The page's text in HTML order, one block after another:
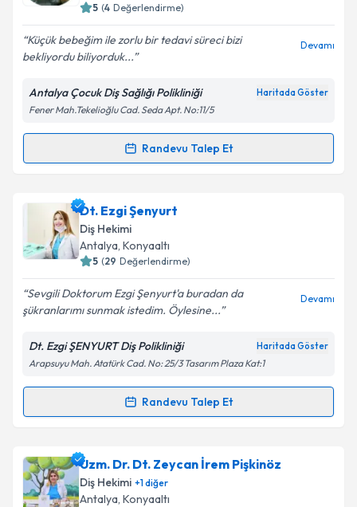
Kişisel verilerimin işlenmesine ilişkin
Aydınlatma
Metni'ni okudum ve kişisel verilerimin belirtilen
kapsamda işlenmesini kabul ediyorum.
5 (4 Değerlendirme)
Küçük bebeğim ile zorlu bir tedavi süreci bizi
bekliyordu biliyorduk...
Devamı
Antalya Çocuk Diş Sağlığı Polikliniği Haritada Göster
Fener Mah.Tekelioğlu Cad. Seda Apt. No:11/5
Randevu Talep Et
Randevu Takvimi Talebi
Uzm. Dr. Dt. Ceren Altun
oluşturun. Size bu uzmandan randevu almanız için bir
takvim hazırlandığında e-posta ile bilgilendireceğiz.
Kişisel verilerimin işlenmesine ilişkin
Aydınlatma
Metni'ni okudum ve kişisel verilerimin belirtilen
kapsamda işlenmesini kabul ediyorum.
Dt. Ezgi Şenyurt
Diş Hekimi
Antalya, Konyaaltı
5 (29 Değerlendirme)
Sevgili Doktorum Ezgi Şenyurt'a buradan da
şükranlarımı sunmak istedim. Öylesine...
Devamı
Dt. Ezgi ŞENYURT Diş Polikliniği Haritada Göster
Arapsuyu Mah. Atatürk Cad. No: 25/3 Tasarım Plaza Kat:1
Randevu Talep Et
Randevu Takvimi Talebi
Dt. Ezgi Şenyurtiçin randevu takvimi talebi oluşturun.
Size bu uzmandan randevu almanız için bir takvim
hazırlandığında e-posta ile bilgilendireceğiz.
Uzm. Dr. Dt. Zeycan İrem Pişkinöz
Diş Hekimi +1diğer
Antalya, Konyaaltı